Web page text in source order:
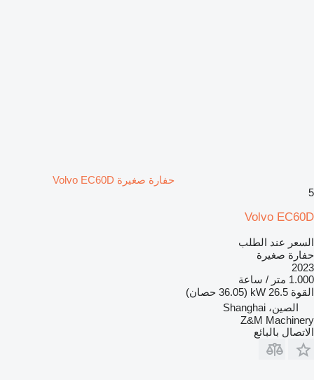
حفارة صغيرة Volvo EC60D
5
Volvo EC60D
السعر عند الطلب
حفارة صغيرة
2023
1.000 متر / ساعة
القوة 26.5 kW (36.05 حصان)
الصين، Shanghai
Z&M Machinery
الاتصال بالبائع